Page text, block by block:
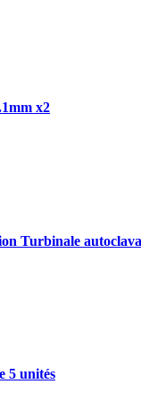
x2
Turbinale
5 unités